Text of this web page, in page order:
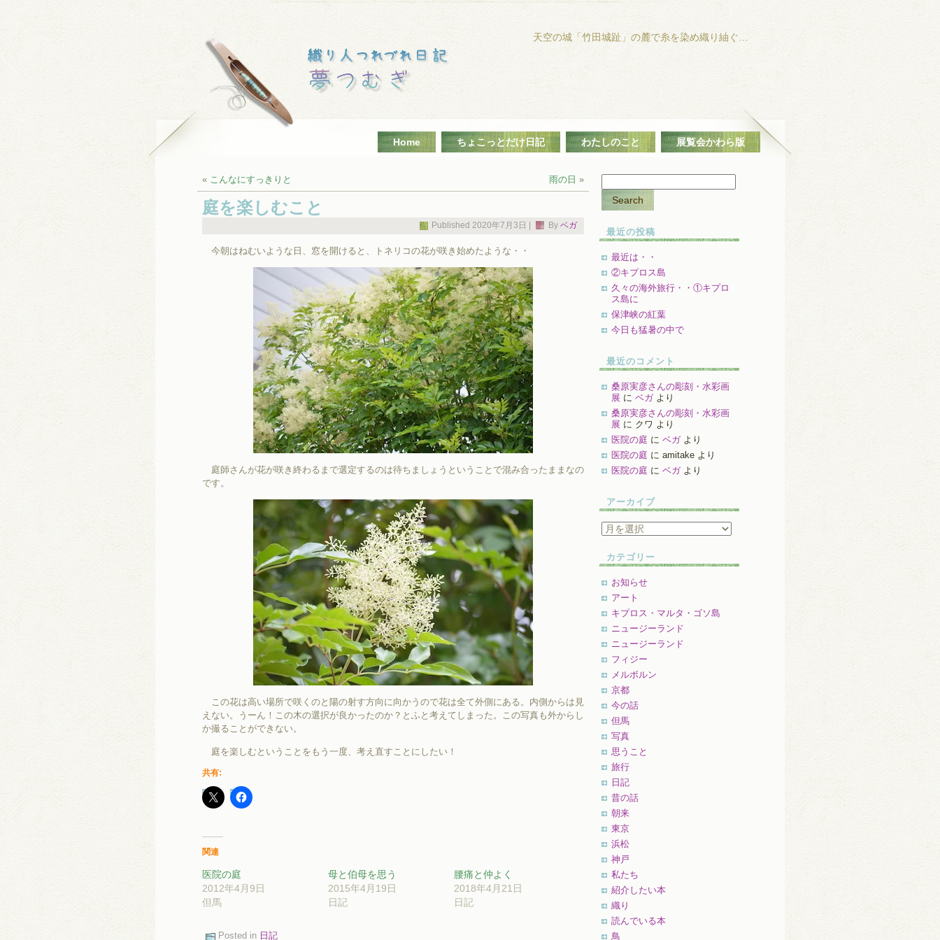
天空の城「竹田城趾」の麓で糸を染め織り紬ぐ…
Home ちょこっとだけ日記 わたしのこと 展覧会かわら版
« こんなにすっきりと 雨の日 »
庭を楽しむこと
Published 2020年7月3日 By ベガ
今朝はねむいような日、窓を開けると、トネリコの花が咲き始めたような・・
庭師さんが花が咲き終わるまで選定するのは待ちましょうということで混み合ったままなの
です。
この花は高い場所で咲くのと陽の射す方向に向かうので花は全て外側にある。内側からは見
えない。うーん！この木の選択が良かったのか？とふと考えてしまった。この写真も外からし
か撮ることができない。
庭を楽しむということをもう一度、考え直すことにしたい！
共有:
関連
医院の庭
2012年4月9日
但馬
母と伯母を思う
2015年4月19日
日記
腰痛と仲よく
2018年4月21日
日記
Posted in 日記
最近の投稿
最近は・・
②キプロス島
久々の海外旅行・・①キプロ
ス島に
保津峡の紅葉
今日も猛暑の中で
最近のコメント
桑原実彦さんの彫刻・水彩画
展 に ベガより
桑原実彦さんの彫刻・水彩画
展 に クワ より
医院の庭 に ベガより
医院の庭 に amitakeより
医院の庭 に ベガより
アーカイブ
ア
カ
イ
ブ
カテゴリー
お知らせ
アート
キプロス・マルタ・ゴソ島
ニュージーランド
ニュージーランド
フィジー
メルボルン
京都
今の話
但馬
写真
思うこと
旅行
日記
昔の話
朝来
東京
浜松
神戸
私たち
紹介したい本
織り
読んでいる本
鳥